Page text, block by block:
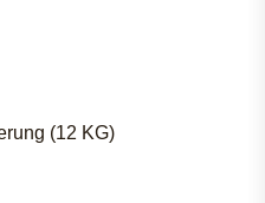
(12 KG)